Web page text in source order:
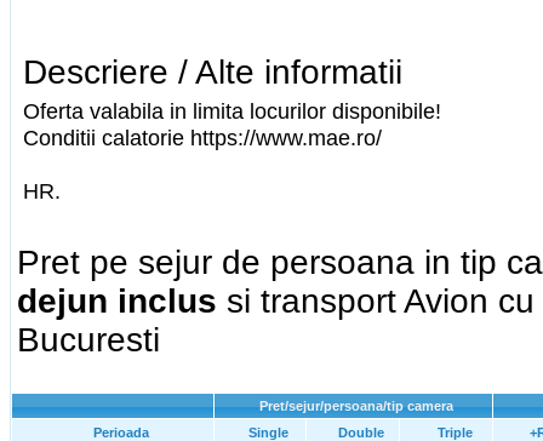
Descriere / Alte informatii
Oferta valabila in limita locurilor disponibile!
Conditii calatorie https://www.mae.ro/
HR.
Pret pe sejur de persoana in tip
dejun inclus si transport Avion
Bucuresti
Pret/sejur/persoana/tip camera
Perioada
Single Double Triple